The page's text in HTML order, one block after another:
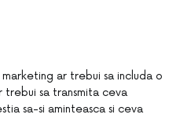
ar trebui sa includa o
sa transmita ceva
sa-si aminteasca si ceva